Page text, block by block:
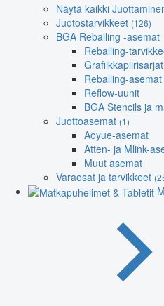
Näytä kaikki
Juotostarvikkeet (126)
BGA Reballing -asemat
Reballing-
Grafiikkapiirisarjat
Reballing-asemat
Reflow-uunit
BGA Stencils ja
Juottoasemat (1)
Aoyue-asemat
Atten- ja Mlink-
Muut asemat
Varaosat ja tarvikkeet